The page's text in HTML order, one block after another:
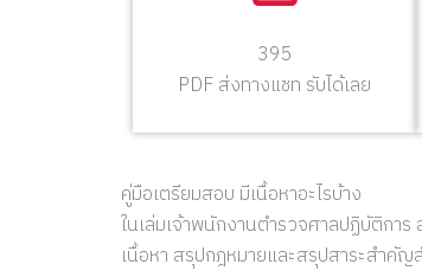
395
PDF ส่งทางแชท รับได้เลย
คู่มือเตรียมสอบ มีเนื้อหาอะไรบ้าง
ในเล่มเจ้าพนักงานตำรวจศาลปฏิบัติกา
เนื้อหา สรุปกฎหมายและสรุปสาระสำคัญ